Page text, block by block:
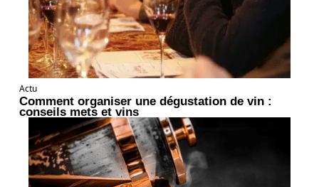
Actu
Comment organiser une dégustation de vin :
conseils mets et vins